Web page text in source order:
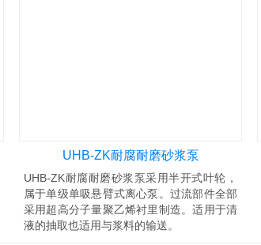
UHB-ZK耐腐耐磨砂浆泵
UHB-ZK耐腐耐磨砂浆泵采用半开式叶轮，
属于单级单吸悬臂式离心泵。过流部件全部
采用超高分子量聚乙烯衬里制造。适用于清
液的抽取也适用与浆料的输送。